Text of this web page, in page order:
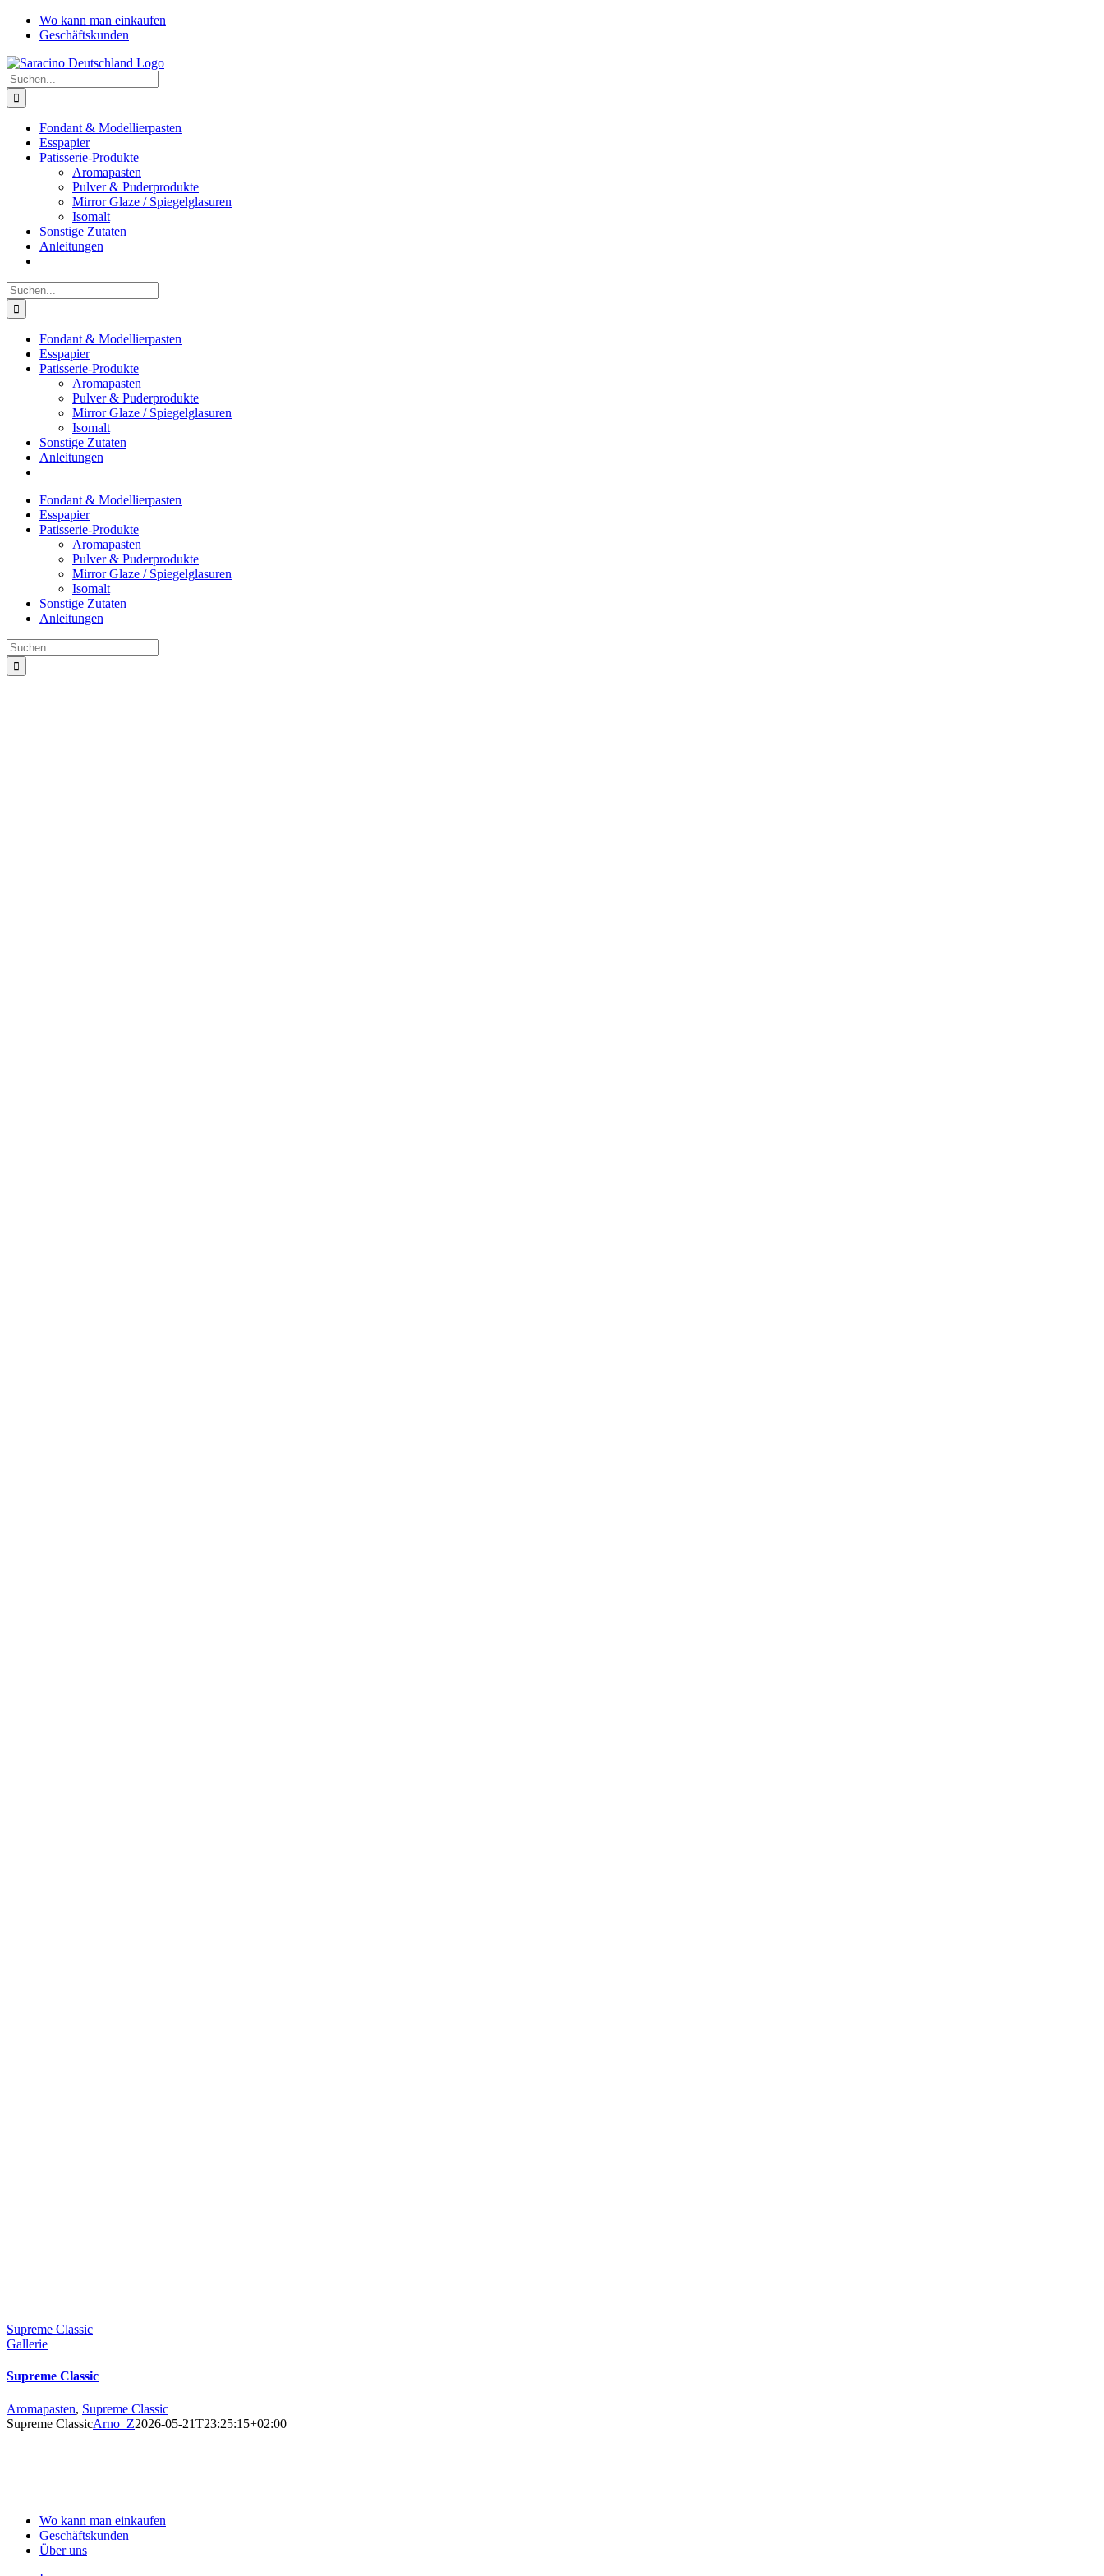
Zum
Inhalt
Facebook
YouTube
Instagram
PinterestWo kann man einkaufen
Geschäftskunden
Suche
nach:
Fondant & Modellierpasten
Esspapier
Patisserie-Produkte
Aromapasten
Pulver & Puderprodukte
Mirror Glaze / Spiegelglasuren
Isomalt
Sonstige Zutaten
Anleitungen
Suche
nach:
Fondant & Modellierpasten
Esspapier
Patisserie-Produkte
Aromapasten
Pulver & Puderprodukte
Mirror Glaze / Spiegelglasuren
Isomalt
Sonstige Zutaten
Anleitungen
Fondant & Modellierpasten
Esspapier
Patisserie-Produkte
Aromapasten
Pulver & Puderprodukte
Mirror Glaze / Spiegelglasuren
Isomalt
Sonstige Zutaten
Anleitungen
Suche
nach:
Supreme Classic
Gallerie
Supreme Classic
Aromapasten, Supreme Classic
Supreme ClassicArno_Z2026-05-21T23:25:15+02:00
Wo kann man einkaufen
Geschäftskunden
Über uns